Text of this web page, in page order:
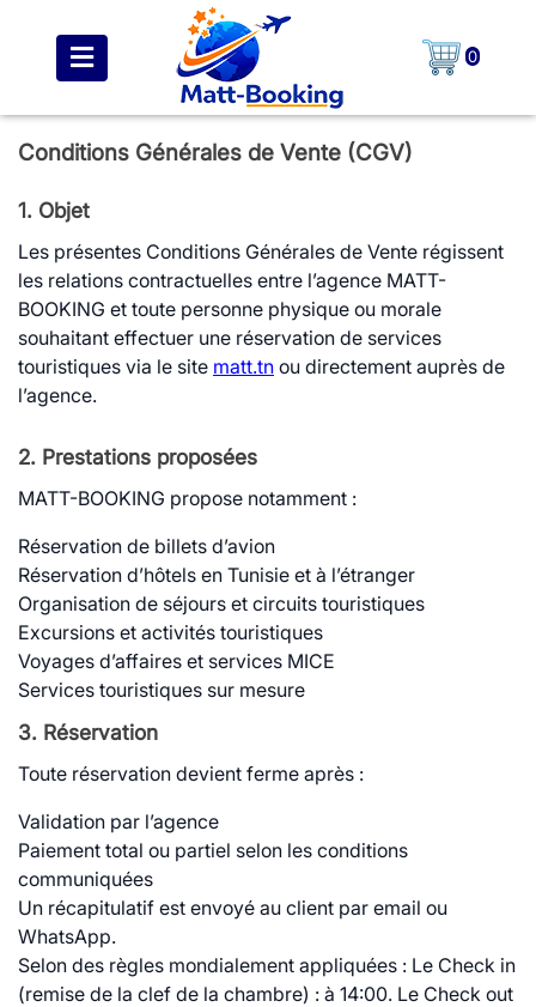
0
Conditions Générales de Vente (CGV)
1. Objet
Les présentes Conditions Générales de Vente régissent
les relations contractuelles entre l’agence MATT-
BOOKING et toute personne physique ou morale
souhaitant effectuer une réservation de services
touristiques via le site matt.tn ou directement auprès de
l’agence.
2. Prestations proposées
MATT-BOOKING propose notamment :
Réservation de billets d’avion
Réservation d’hôtels en Tunisie et à l’étranger
Organisation de séjours et circuits touristiques
Excursions et activités touristiques
Voyages d’affaires et services MICE
Services touristiques sur mesure
3. Réservation
Toute réservation devient ferme après :
Validation par l’agence
Paiement total ou partiel selon les conditions
communiquées
Un récapitulatif est envoyé au client par email ou
WhatsApp.
Selon des règles mondialement appliquées : Le Check in
(remise de la clef de la chambre) : à 14:00. Le Check out